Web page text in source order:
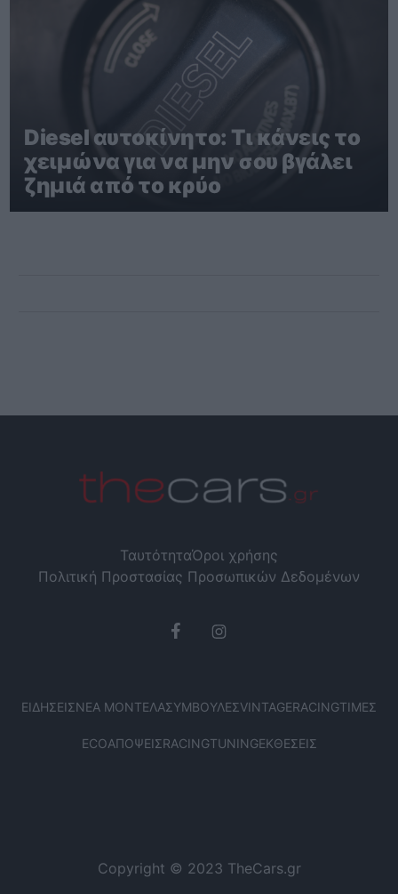
Diesel αυτοκίνητο: Τι κάνεις το
χειμώνα για να μην σου βγάλει
ζημιά από το κρύο
ΤαυτότηταΌροι χρήσης
Πολιτική Προστασίας Προσωπικών Δεδομένων
ΕΙΔΉΣΕΙΣΝΈΑ ΜΟΝΤΈΛΑΣΥΜΒΟΥΛΈΣVINTAGERACINGΤΙΜΈΣ
ECOΑΠΌΨΕΙΣRACINGTUNINGΕΚΘΈΣΕΙΣ
Copyright © 2023 TheCars.gr